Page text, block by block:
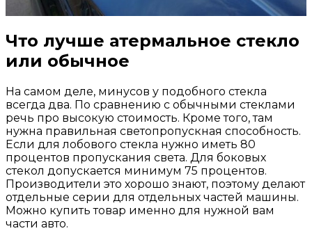
Что лучше атермальное стекло
или обычное
На самом деле, минусов у подобного стекла
всегда два. По сравнению с обычными стеклами
речь про высокую стоимость. Кроме того, там
нужна правильная светопропускная способность.
Если для лобового стекла нужно иметь 80
процентов пропускания света. Для боковых
стекол допускается минимум 75 процентов.
Производители это хорошо знают, поэтому делают
отдельные серии для отдельных частей машины.
Можно купить товар именно для нужной вам
части авто.